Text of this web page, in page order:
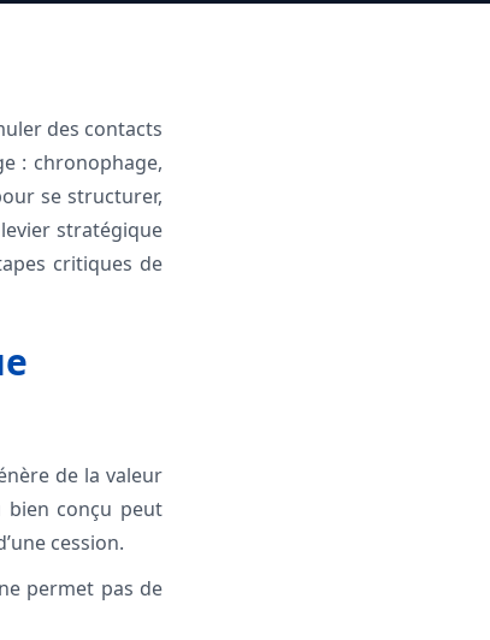
des contacts
: chronophage,
se structurer,
stratégique
critiques de
de la valeur
bien conçu peut
cession.
permet pas de